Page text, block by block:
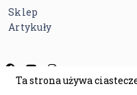
Sklep
Artykuły
Regulamin Polityka
Ta strona używa